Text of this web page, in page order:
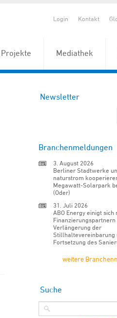
Login Kontakt
Projekte Mediathek
Newsletter
Branchenmeldungen
3. August 2026
Berliner Stadtwerke
naturstrom
Megawatt-Solarpark
(Oder)
31. Juli 2026
ABO Energy einigt sich
Finanzierungspartnern
Verlängerung der
Stillhaltevereinbarung
Fortsetzung des
weitere
Suche